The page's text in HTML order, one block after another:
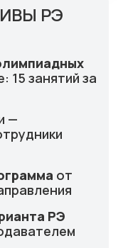
РЭ
15 занятий за
—
от
РЭ